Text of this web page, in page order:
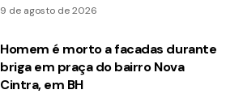
9 de agosto de 2026
Homem é morto a facadas durante
briga em praça do bairro Nova
Cintra, em BH